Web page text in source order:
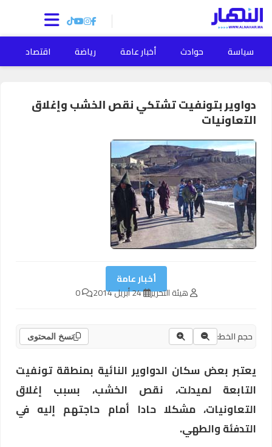
سياسة حوادث أخبار عامة رياضة اقتصاد
دواوير بتونفيت تشتكي نقص الخشب وإغلاق
التعاونيات
أخبار عامة
هيئة التحرير 24 أبريل 2014 0
حجم الخط: نسخ المحتوى
يعتبر بعض سكان الدواوير النائية بمنطقة تونفيت
التابعة لميدلت، نقص الخشب، بسبب إغلاق
التعاونيات، مشكلا حادا أمام حاجتهم إليه في
التدفئة والطهي.